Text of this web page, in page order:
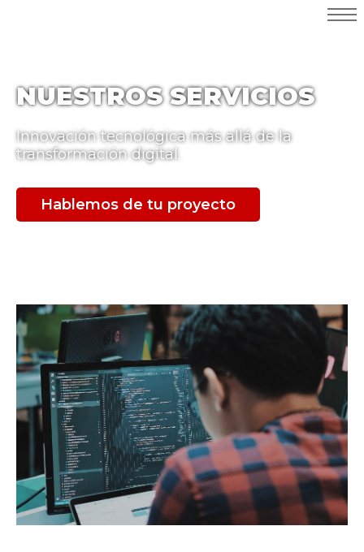
NUESTROS SERVICIOS
Innovación tecnológica más allá de la
transformación digital.
Hablemos de tu proyecto